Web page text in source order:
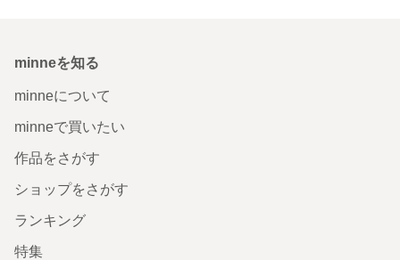
minneを知る
minneについて
minneで買いたい
作品をさがす
ショップをさがす
ランキング
特集